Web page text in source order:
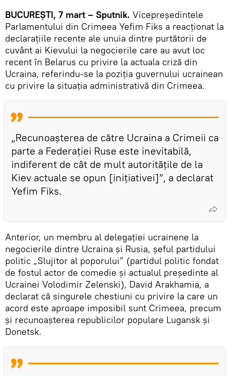
BUCUREŞTI, 7 mart – Sputnik. Vicepreședintele
Parlamentului din Crimeea Yefim Fiks a reacționat la
declarațiile recente ale unuia dintre purtătorii de
cuvânt ai Kievului la negocierile care au avut loc
recent în Belarus cu privire la actuala criză din
Ucraina, referindu-se la poziția guvernului ucrainean
cu privire la situaţia administrativă din Crimeea.
„Recunoașterea de către Ucraina a Crimeii ca
parte a Federației Ruse este inevitabilă,
indiferent de cât de mult autoritățile de la
Kiev actuale se opun [iniţiativei]”, a declarat
Yefim Fiks.
Anterior, un membru al delegației ucrainene la
negocierile dintre Ucraina și Rusia, șeful partidului
politic „Slujitor al poporului” (partidul politic fondat
de fostul actor de comedie și actualul președinte al
Ucrainei Volodimir Zelenski), David Arakhamia, a
declarat că singurele chestiuni cu privire la care un
acord este aproape imposibil sunt Crimeea, precum
și recunoașterea republicilor populare Lugansk și
Donetsk.